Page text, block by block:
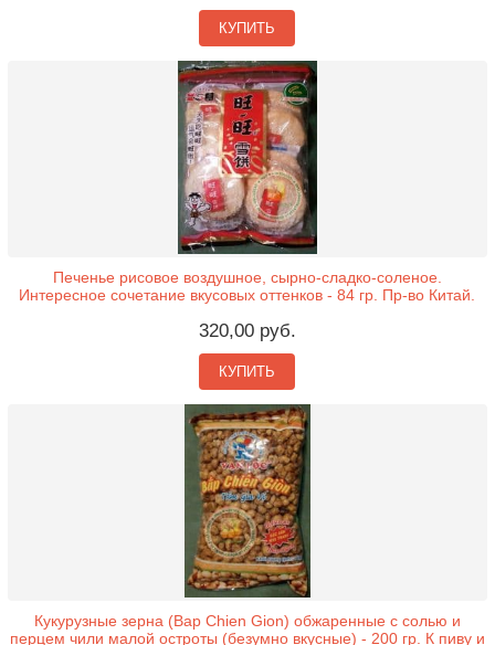
КУПИТЬ
Печенье рисовое воздушное, сырно-сладко-соленое.
Интересное сочетание вкусовых оттенков - 84 гр. Пр-во Китай.
320,00 руб.
КУПИТЬ
Кукурузные зерна (Bap Chien Gion) обжаренные с солью и
перцем чили малой остроты (безумно вкусные) - 200 гр. К пиву и